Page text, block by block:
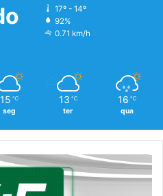
17º - 14º
92%
0.71 km/h
15 ℃
seg
13 ℃
ter
16 ℃
qua